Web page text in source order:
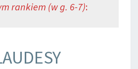
rankiem (w g. 6-7):